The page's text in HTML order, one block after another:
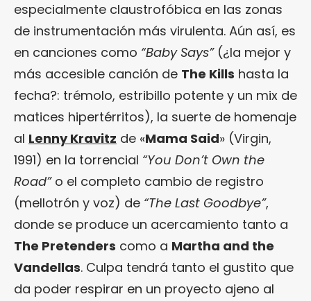
especialmente claustrofóbica en las zonas
de instrumentación más virulenta. Aún así, es
en canciones como “Baby Says” (¿la mejor y
más accesible canción de The Kills hasta la
fecha?: trémolo, estribillo potente y un mix de
matices hipertérritos), la suerte de homenaje
al Lenny Kravitz de «Mama Said» (Virgin,
1991) en la torrencial “You Don’t Own the
Road”o el completo cambio de registro
(mellotrón y voz) de “The Last Goodbye”,
donde se produce un acercamiento tanto a
The Pretenders como a Martha and the
Vandellas. Culpa tendrá tanto el gustito que
da poder respirar en un proyecto ajeno al